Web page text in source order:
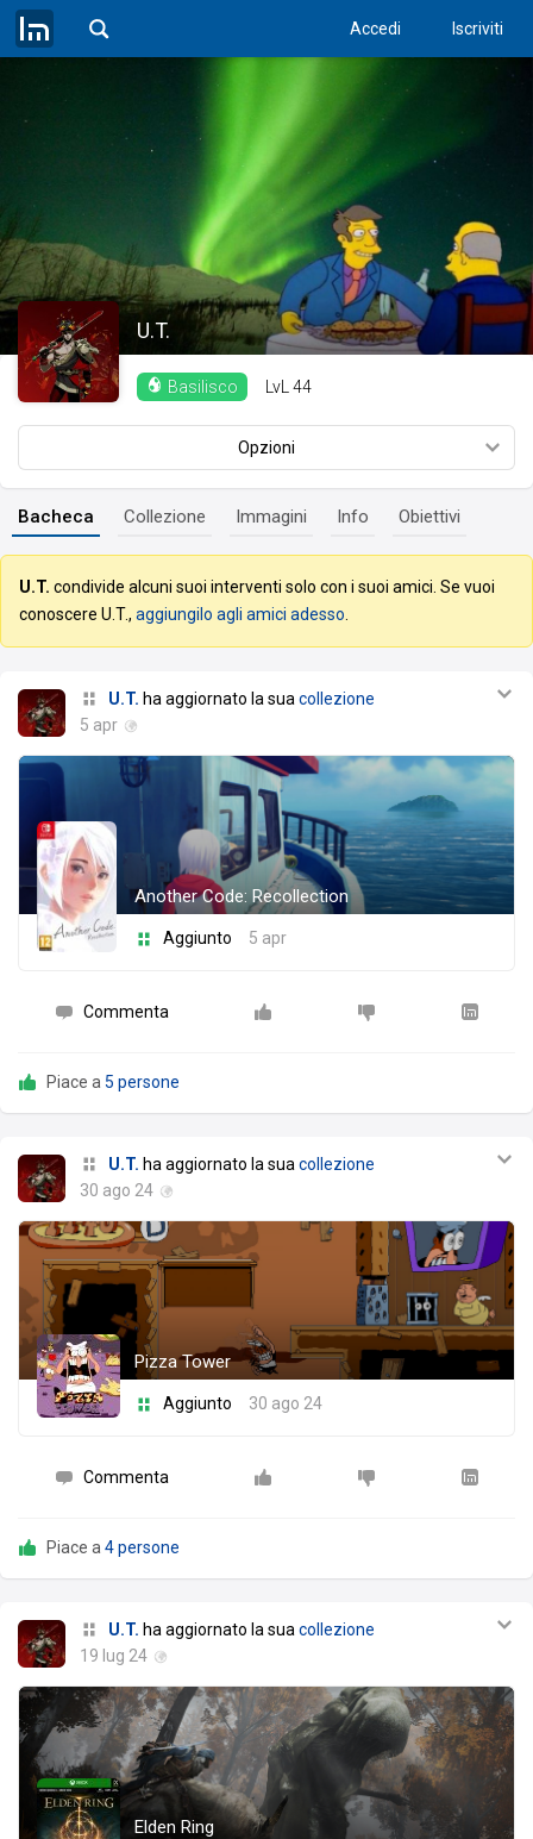
Accedi Iscriviti
U.T.
Basilisco LvL 44
Opzioni
Bacheca Collezione Immagini Info Obiettivi
U.T. condivide alcuni suoi interventi solo con i suoi amici. Se vuoi
conoscere U.T., aggiungilo agli amici adesso
U.T. ha aggiornato la sua collezione
5 apr
Another Code: Recollection
Aggiunto 5 apr
Commenta
Piace a 5 persone
U.T. ha aggiornato la sua collezione
30 ago 24
Pizza Tower
Aggiunto 30 ago 24
Commenta
Piace a 4 persone
U.T. ha aggiornato la sua collezione
19 lug 24
Elden Ring